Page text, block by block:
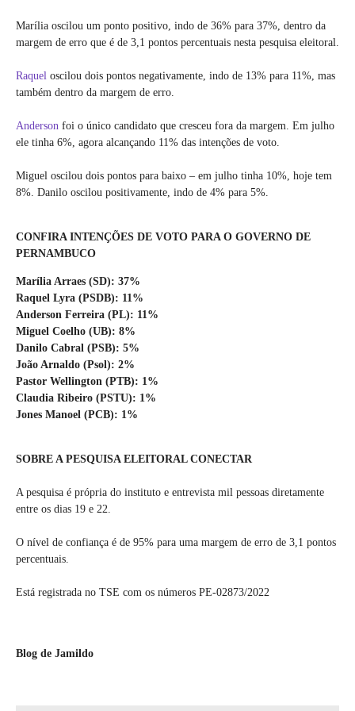
Marília oscilou um ponto positivo, indo de 36% para 37%, dentro da
margem de erro que é de 3,1 pontos percentuais nesta pesquisa eleitoral.
Raquel oscilou dois pontos negativamente, indo de 13% para 11%, mas
também dentro da margem de erro.
Anderson foi o único candidato que cresceu fora da margem. Em julho
ele tinha 6%, agora alcançando 11% das intenções de voto.
Miguel oscilou dois pontos para baixo – em julho tinha 10%, hoje tem
8%. Danilo oscilou positivamente, indo de 4% para 5%.
CONFIRA INTENÇÕES DE VOTO PARA O GOVERNO DE
PERNAMBUCO
Marília Arraes (SD): 37%
Raquel Lyra (PSDB): 11%
Anderson Ferreira (PL): 11%
Miguel Coelho (UB): 8%
Danilo Cabral (PSB): 5%
João Arnaldo (Psol): 2%
Pastor Wellington (PTB): 1%
Claudia Ribeiro (PSTU): 1%
Jones Manoel (PCB): 1%
SOBRE A PESQUISA ELEITORAL CONECTAR
A pesquisa é própria do instituto e entrevista mil pessoas diretamente
entre os dias 19 e 22.
O nível de confiança é de 95% para uma margem de erro de 3,1 pontos
percentuais.
Está registrada no TSE com os números PE-02873/2022
Blog de Jamildo